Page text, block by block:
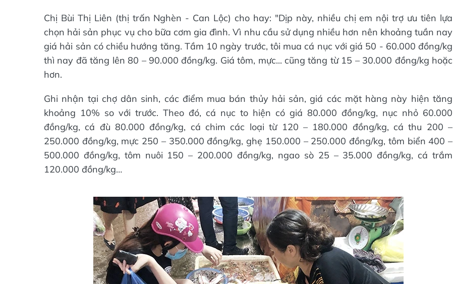
Chị Bùi Thị Liên (thị trấn Nghèn - Can Lộc) cho hay: "Dịp này, nhiều chị em nội trợ ưu tiên lựa
chọn hải sản phục vụ cho bữa cơm gia đình. Vì nhu cầu sử dụng nhiều hơn nên khoảng tuần nay
giá hải sản có chiều hướng tăng. Tầm 10 ngày trước, tôi mua cá nục với giá 50 - 60.000 đồng/kg
thì nay đã tăng lên 80 – 90.000 đồng/kg. Giá tôm, mực... cũng tăng từ 15 – 30.000 đồng/kg hoặc
hơn.
Ghi nhận tại chợ dân sinh, các điểm mua bán thủy hải sản, giá các mặt hàng này hiện tăng
khoảng 10% so với trước. Theo đó, cá nục to hiện có giá 80.000 đồng/kg, nục nhỏ 60.000
đồng/kg, cá đù 80.000 đồng/kg, cá chim các loại từ 120 – 180.000 đồng/kg, cá thu 200 –
250.000 đồng/kg, mực 250 – 350.000 đồng/kg, ghẹ 150.000 – 250.000 đồng/kg, tôm biển 400 –
500.000 đồng/kg, tôm nuôi 150 – 200.000 đồng/kg, ngao sò 25 – 35.000 đồng/kg, cá trắm
120.000 đồng/kg…